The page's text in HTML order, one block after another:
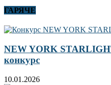
ГАРЯЧЕ
NEW YORK
конкурс
10.01.2026